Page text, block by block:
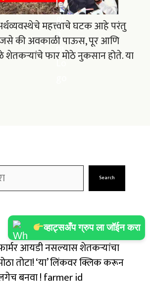
महत्त्वाचे घटक आहे परंतु
जसे की अवकाळी पाऊस, पूर आणि
शेतकऱ्यांचे फार मोठे नुकसान होते. या
व्हाट्सअँप ग्रुप ला जॉईन करा
Search
आयडी नसल्यास शेतकऱ्यांचा
तोटा! ‘या’ लिंकवर क्लिक करून
बनवा ! farmer id